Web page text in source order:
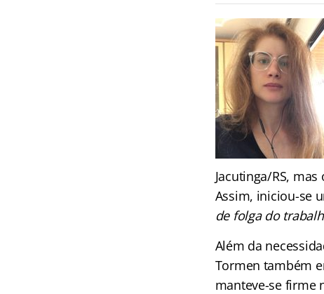
Jacutinga/RS,
Assim, iniciou-se
de folga do
Além da
Tormen também
manteve-se firme